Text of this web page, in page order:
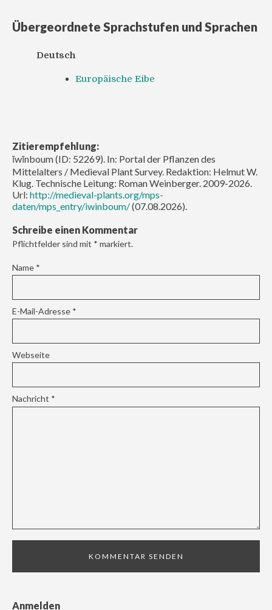
Übergeordnete Sprachstufen und Sprachen
Deutsch
Europäische Eibe
Zitierempfehlung:
īwīnboum (ID: 52269). In: Portal der Pflanzen des
Mittelalters / Medieval Plant Survey. Redaktion: Helmut W.
Klug. Technische Leitung: Roman Weinberger. 2009-2026.
Url: http://medieval-plants.org/mps-
daten/mps_entry/iwinboum/(07.08.2026).
Schreibe einen Kommentar
Pflichtfelder sind mit * markiert.
Name *
E-Mail-Adresse *
Webseite
Nachricht *
Anmelden